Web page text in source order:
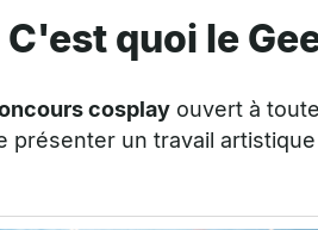
C'est quoi le
cosplayouvert à
présenter un travail